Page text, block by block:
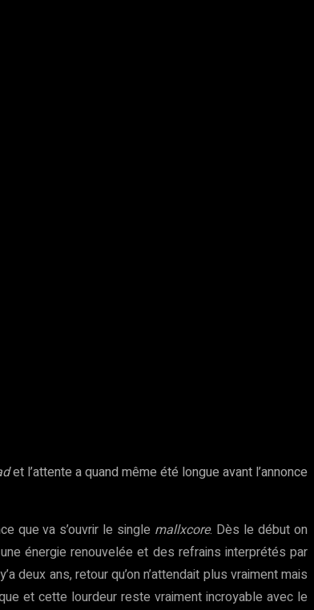
et l’attente a quand même été longue avant l’annonce
que va s’ouvrir le single mallxcore. Dès le début on
énergie renouvelée et des refrains interprétés par
deux ans, retour qu’on n’attendait plus vraiment mais
et cette lourdeur reste vraiment incroyable avec le